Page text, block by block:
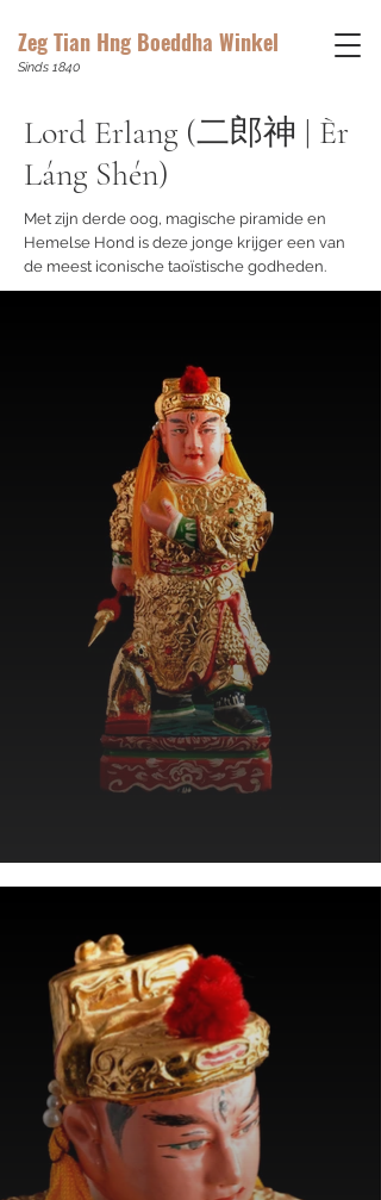
Zeg Tian Hng Boeddha Winkel
Sinds 1840
Lord Erlang (二郎神 | Èr
Láng Shén)
Met zijn derde oog, magische piramide en
Hemelse Hond is deze jonge krijger een van
de meest iconische taoïstische godheden.